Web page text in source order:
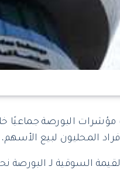
مؤشرات البورصة جماعيًا
المحليون لبيع